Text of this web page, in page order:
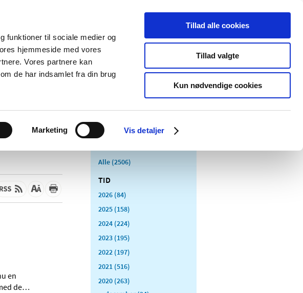
funktioner til sociale medier og
hjemmeside med vores
Vores partnere kan
de har indsamlet fra din brug
Marketing Vis detaljer
Tillad alle cookies
Tillad valgte
Kun nødvendige cookies
os Kontakt Udgivelser
og salg af
Medicinsk
Særlige
produktområder
en
de…
Alle (2506)
TID
2026 (84)
2025 (158)
2024 (224)
2023 (195)
2022 (197)
2021 (516)
2020 (263)